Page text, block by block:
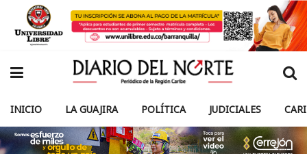
INICIO LA GUAJIRA POLÍTICA JUDICIALES